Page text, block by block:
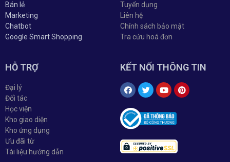
Bán lẻ
Marketing
Chatbot
Google Smart Shopping
Tuyển dụng
Liên hệ
Chính sách bảo mật
Tra cứu hoá đơn
HỖ TRỢ
Đại lý
Đối tác
Học viện
Kho giao diện
Kho ứng dụng
Ưu đãi từ
Tài liệu hướng dẫn
KẾT NỐI THÔNG TIN